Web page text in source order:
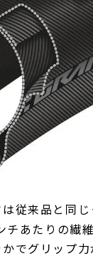
従来品と同
あたりの繊
でグリップ力